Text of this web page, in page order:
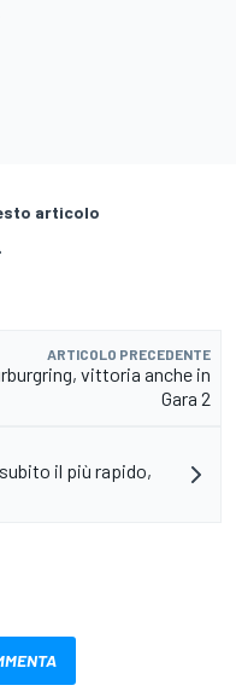
articolo
ARTICOLO PRECEDENTE
vittoria anche in
Gara 2
il più rapido,